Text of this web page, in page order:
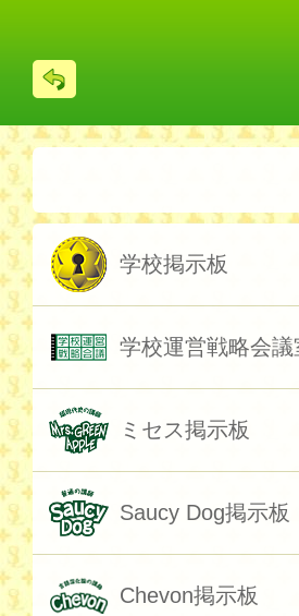
る
学校掲示板
学校運営戦略会議
ミセス掲示板
Saucy Dog掲示板
Chevon掲示板